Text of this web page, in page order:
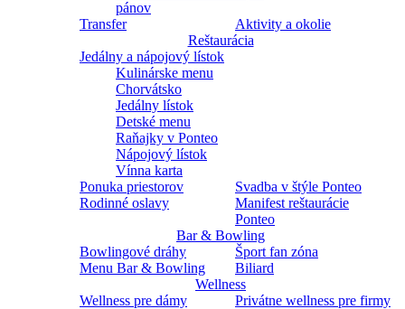
pánov
Transfer
Aktivity a okolie
Reštaurácia
Jedálny a nápojový lístok
Kulinárske menu
Chorvátsko
Jedálny lístok
Detské menu
Raňajky v Ponteo
Nápojový lístok
Vínna karta
Ponuka priestorov
Svadba v štýle Ponteo
Rodinné oslavy
Manifest reštaurácie
Ponteo
Bar & Bowling
Bowlingové dráhy
Šport fan zóna
Menu Bar & Bowling
Biliard
Wellness
Wellness pre dámy
Privátne wellness pre firmy